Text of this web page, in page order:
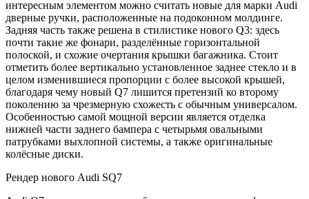
интересным элементом можно считать новые для марки Audi
дверные ручки, расположенные на подоконном молдинге.
Задняя часть также решена в стилистике нового Q3: здесь
почти такие же фонари, разделённые горизонтальной
полоской, и схожие очертания крышки багажника. Стоит
отметить более вертикально установленное заднее стекло и в
целом изменившиеся пропорции с более высокой крышей,
благодаря чему новый Q7 лишится претензий ко второму
поколению за чрезмерную схожесть с обычным универсалом.
Особенностью самой мощной версии является отделка
нижней части заднего бампера с четырьмя овальными
патрубками выхлопной системы, а также оригинальные
колёсные диски.
Рендер нового Audi SQ7